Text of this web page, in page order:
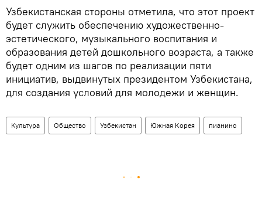
Узбекистанская стороны отметила, что этот проект
будет служить обеспечению художественно-
эстетического, музыкального воспитания и
образования детей дошкольного возраста, а также
будет одним из шагов по реализации пяти
инициатив, выдвинутых президентом Узбекистана,
для создания условий для молодежи и женщин.
Культура Общество Узбекистан Южная Корея пианино